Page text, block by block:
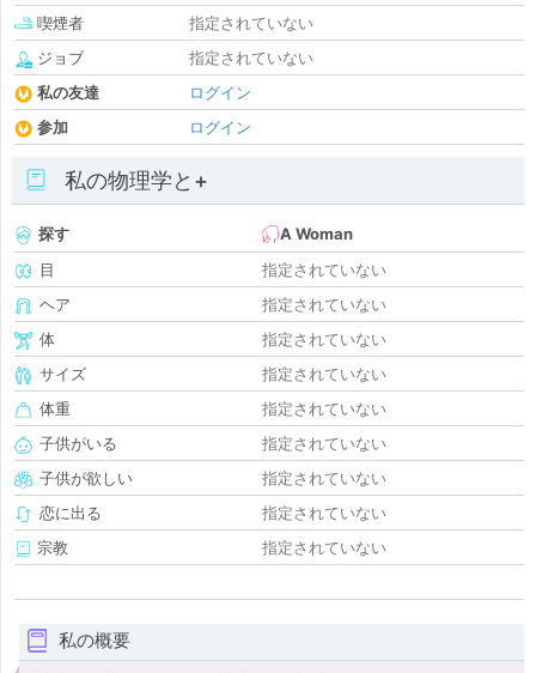
喫煙者
指定されていない
ジョブ
指定されていない
私の友達
ログイン
参加
ログイン
私の物理学と+
探す
A Woman
目
指定されていない
ヘア
指定されていない
体
指定されていない
サイズ
指定されていない
体重
指定されていない
子供がいる
指定されていない
子供が欲しい
指定されていない
恋に出る
指定されていない
宗教
指定されていない
私の概要